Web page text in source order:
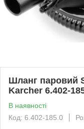
Шланг паровий
Karcher 6.402-
В наявності
Код: 6.402-185.0